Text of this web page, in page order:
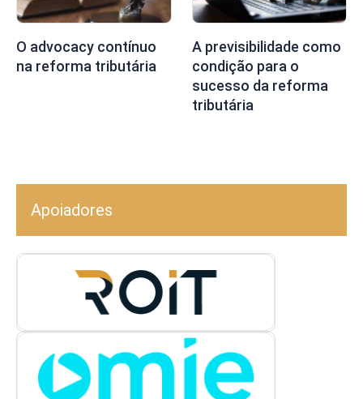
O advocacy contínuo
na reforma tributária
A previsibilidade como
condição para o
sucesso da reforma
tributária
Apoiadores